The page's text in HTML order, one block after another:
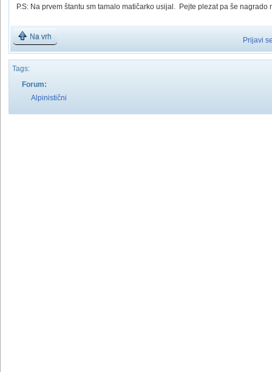
P.S: Na prvem štantu sm tamalo matičarko usijal. Pejte plezat pa še nagrado
Na vrh Prijavi
Tags:
Forum:
Alpinistični